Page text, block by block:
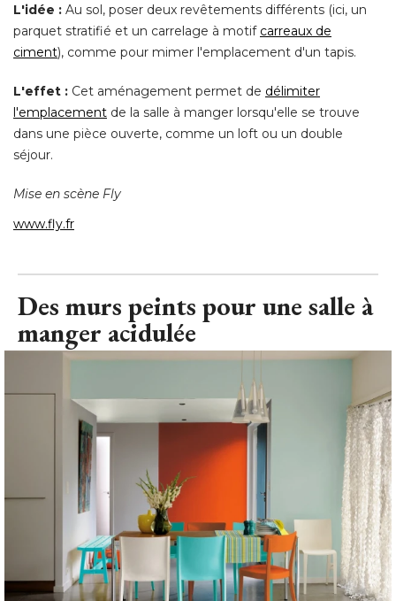
L'idée : Au sol, poser deux revêtements différents (ici, un
parquet stratifié et un carrelage à motif carreaux de
ciment), comme pour mimer l'emplacement d'un tapis.
L'effet : Cet aménagement permet de délimiter
l'emplacement de la salle à manger lorsqu'elle se trouve
dans une pièce ouverte, comme un loft ou un double
séjour.
Mise en scène Fly
www.fly.fr
Des murs peints pour une salle à
manger acidulée